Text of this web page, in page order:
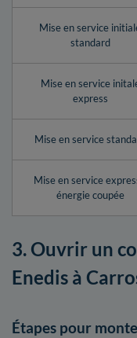
Mise en service
standard
Mise en service
express
Mise en service
Mise en service
énergie coupée
3. Ouvrir un
Enedis à
Étapes pour